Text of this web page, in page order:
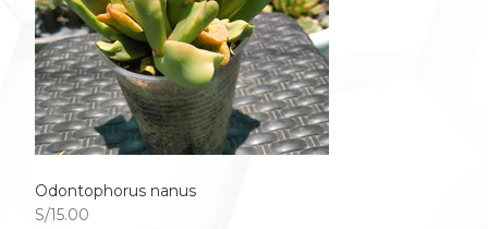
Odontophorus nanus
S/15.00